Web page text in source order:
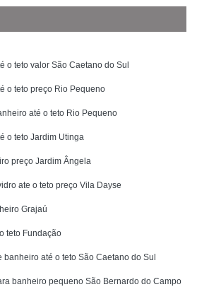
o teto valor São Caetano do Sul
o teto preço Rio Pequeno
até o teto Rio Pequeno
o teto Jardim Utinga
preço Jardim Ângela
ate o teto preço Vila Dayse
Grajaú
teto Fundação
banheiro até o teto São Caetano do Sul
banheiro pequeno São Bernardo do Campo